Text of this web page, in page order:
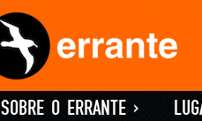
SOBRE O ERRANTE »